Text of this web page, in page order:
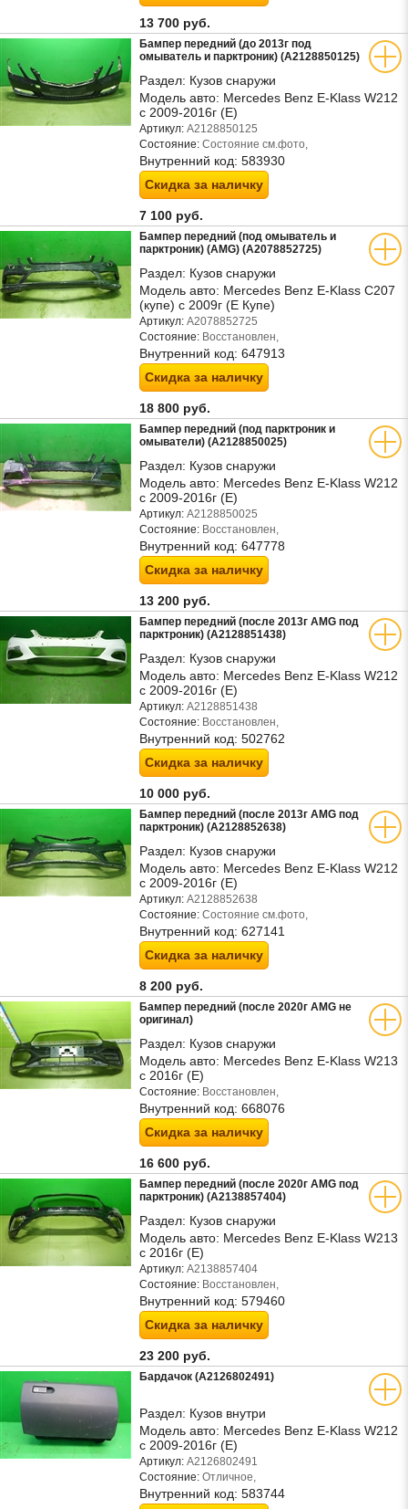
13 700 руб.
Бампер передний (до 2013г под
омыватель и парктроник) (A2128850125)
Раздел: Кузов снаружи
Модель авто: Mercedes Benz E-Klass W212
с 2009-2016г (Е)
Артикул: A2128850125
Состояние: Состояние см.фото,
Внутренний код: 583930
Скидка за наличку
7 100 руб.
Бампер передний (под омыватель и
парктроник) (AMG) (A2078852725)
Раздел: Кузов снаружи
Модель авто: Mercedes Benz E-Klass C207
(купе) с 2009г (Е Купе)
Артикул: A2078852725
Состояние: Восстановлен,
Внутренний код: 647913
Скидка за наличку
18 800 руб.
Бампер передний (под парктроник и
омыватели) (A2128850025)
Раздел: Кузов снаружи
Модель авто: Mercedes Benz E-Klass W212
с 2009-2016г (Е)
Артикул: A2128850025
Состояние: Восстановлен,
Внутренний код: 647778
Скидка за наличку
13 200 руб.
Бампер передний (после 2013г AMG под
парктроник) (A2128851438)
Раздел: Кузов снаружи
Модель авто: Mercedes Benz E-Klass W212
с 2009-2016г (Е)
Артикул: A2128851438
Состояние: Восстановлен,
Внутренний код: 502762
Скидка за наличку
10 000 руб.
Бампер передний (после 2013г AMG под
парктроник) (A2128852638)
Раздел: Кузов снаружи
Модель авто: Mercedes Benz E-Klass W212
с 2009-2016г (Е)
Артикул: A2128852638
Состояние: Состояние см.фото,
Внутренний код: 627141
Скидка за наличку
8 200 руб.
Бампер передний (после 2020г AMG не
оригинал)
Раздел: Кузов снаружи
Модель авто: Mercedes Benz E-Klass W213
с 2016г (Е)
Состояние: Восстановлен,
Внутренний код: 668076
Скидка за наличку
16 600 руб.
Бампер передний (после 2020г AMG под
парктроник) (A2138857404)
Раздел: Кузов снаружи
Модель авто: Mercedes Benz E-Klass W213
с 2016г (Е)
Артикул: A2138857404
Состояние: Восстановлен,
Внутренний код: 579460
Скидка за наличку
23 200 руб.
Бардачок (A2126802491)
Раздел: Кузов внутри
Модель авто: Mercedes Benz E-Klass W212
с 2009-2016г (Е)
Артикул: A2126802491
Состояние: Отличное,
Внутренний код: 583744